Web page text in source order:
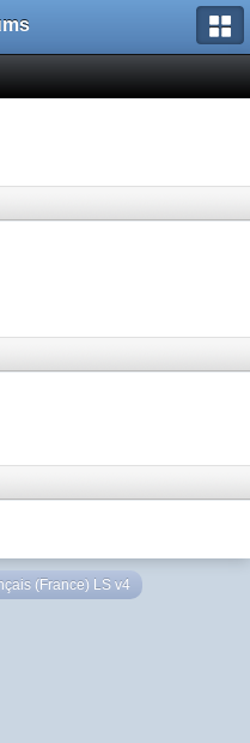
(France) LS v4